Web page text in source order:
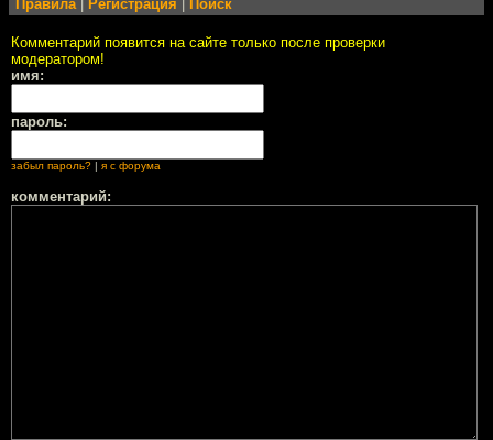
Правила| Регистрация Поиск
Комментарий появится на сайте только после проверки
модератором!
имя:
пароль:
забыл пароль? | я с форума
комментарий: